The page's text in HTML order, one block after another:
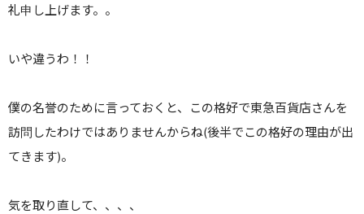
礼申し上げます。。
いや違うわ！！
僕の名誉のために言っておくと、この格好で東急百貨店さんを
訪問したわけではありませんからね(後半でこの格好の理由が出
てきます)。
気を取り直して、、、、